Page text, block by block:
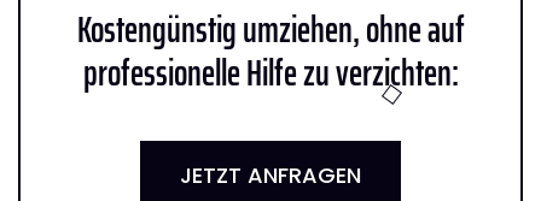
Kostengünstig umziehen, ohne auf
professionelle Hilfe zu verzichten:
JETZT ANFRAGEN